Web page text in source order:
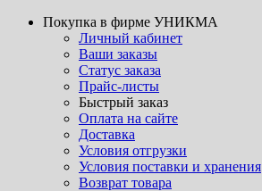
Покупка в фирме УНИКМА
Личный кабинет
Ваши заказы
Статус заказа
Прайс-листы
Быстрый заказ
Оплата на сайте
Доставка
Условия отгрузки
Условия поставки и хранения
Возврат товара